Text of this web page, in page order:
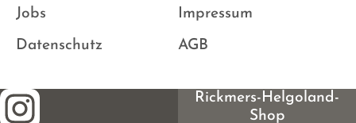
Jobs Impressum
Datenschutz AGB
Rickmers-Helgoland-
Shop